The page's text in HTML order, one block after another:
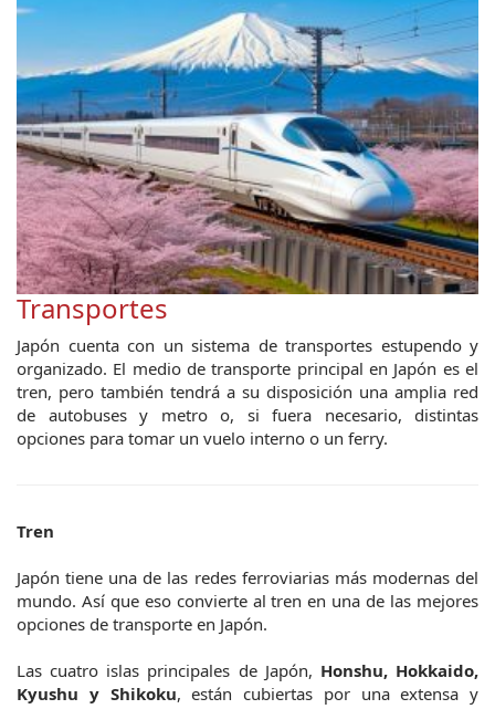
Transportes
Japón cuenta con un sistema de transportes estupendo y
organizado. El medio de transporte principal en Japón es el
tren, pero también tendrá a su disposición una amplia red
de autobuses y metro o, si fuera necesario, distintas
opciones para tomar un vuelo interno o un ferry.
Tren
Japón tiene una de las redes ferroviarias más modernas del
mundo. Así que eso convierte al tren en una de las mejores
opciones de transporte en Japón.
Las cuatro islas principales de Japón, Honshu, Hokkaido,
Kyushu y Shikoku, están cubiertas por una extensa y